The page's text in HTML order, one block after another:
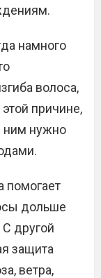
намного
волоса,
причине,
ним нужно
помогает
дольше
другой
защита
ветра,